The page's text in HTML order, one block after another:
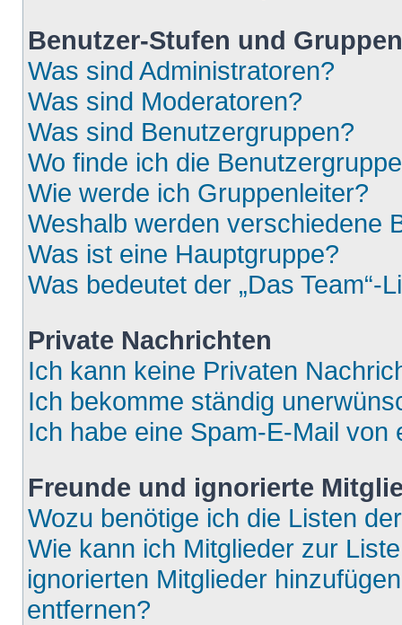
Benutzer-Stufen und Gruppen
Was sind Administratoren?
Was sind Moderatoren?
Was sind Benutzergruppen?
Wo finde ich die
Wie werde ich Gruppenleiter?
Weshalb werden verschiedene
Was ist eine Hauptgruppe?
Was bedeutet der „Das Team“-
Private Nachrichten
Ich kann keine Privaten
Ich bekomme ständig
Ich habe eine Spam-E-Mail
Freunde und ignorierte
Wozu benötige ich die Listen
Wie kann ich Mitglieder zur
ignorierten Mitglieder
entfernen?